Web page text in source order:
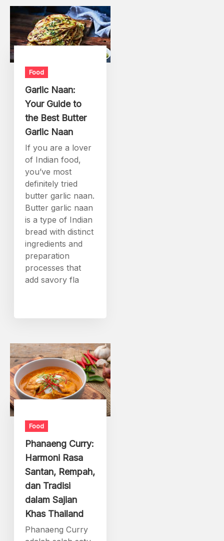
Food
Garlic Naan:
Your Guide to
the Best Butter
Garlic Naan
If you are a lover
of Indian food,
you’ve most
definitely tried
butter garlic naan.
Butter garlic naan
is a type of Indian
bread with distinct
ingredients and
preparation
processes that
add savory fla
Food
Phanaeng Curry:
Harmoni Rasa
Santan, Rempah,
dan Tradisi
dalam Sajian
Khas Thailand
Phanaeng Curry